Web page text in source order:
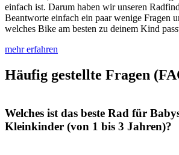
einfach ist. Darum haben wir unseren
Beantworte einfach ein paar wenige Fragen
welches Bike am besten zu deinem Kind
mehr erfahren
Häufig gestellte Fragen
Welches ist das beste Rad für
Kleinkinder (von 1 bis 3 Jahren)?